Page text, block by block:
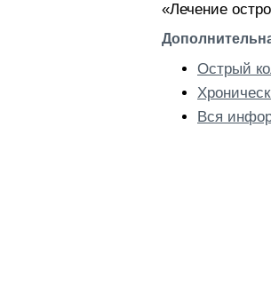
«Лечение
Острый
Вся